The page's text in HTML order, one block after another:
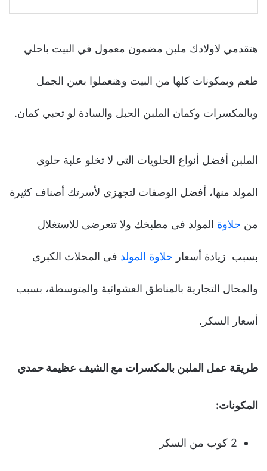
هتقدمي لاولادك ملبن مضمون معمول في البيت باحلي
طعم وبمكونات كلها من البيت وهنعملوا بعين الجمل
وبالمكسرات وكمان الملبن الحبل والسادة لو تحبي كمان.
الملبن أفضل أنواع الحلويات التى لا تخلو علبة حلوى
المولد منها، أفضل الوصفات لتجهزى لأسرتك أصناف كثيرة
من حلاوة المولد فى مطبخك ولا تتعرضى للاستغلال
بسبب زيادة أسعار حلاوة المولد فى المحلات الكبرى
والمحال التجارية بالمناطق العشوائية والمتوسطة، بسبب
أسعار السكر.
طريقة عمل الملبن بالمكسرات مع الشيف عظيمة حمدي
المكونات:
2 كوب من السكر